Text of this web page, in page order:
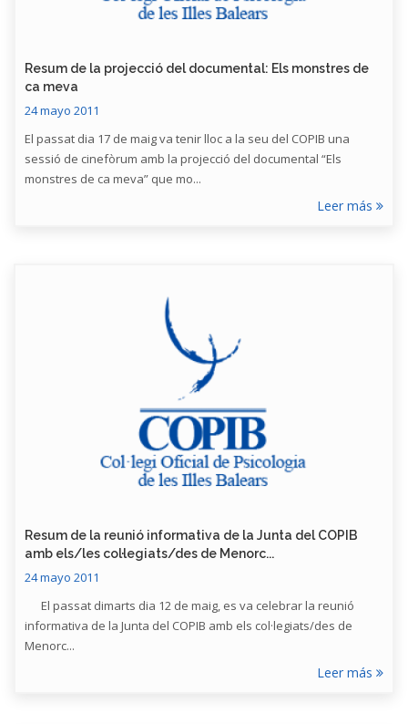
Resum de la projecció del documental: Els monstres de
ca meva
24 mayo 2011
El passat dia 17 de maig va tenir lloc a la seu del COPIB una
sessió de cinefòrum amb la projecció del documental “Els
monstres de ca meva” que mo...
Leer más
Resum de la reunió informativa de la Junta del COPIB
amb els/les col·legiats/des de Menorc...
24 mayo 2011
El passat dimarts dia 12 de maig, es va celebrar la reunió
informativa de la Junta del COPIB amb els col·legiats/des de
Menorc...
Leer más